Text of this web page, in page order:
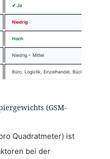
✔ Ja
Niedrig
Hoch
Niedrig – Mittel
Büro, Logistik, Einzelhandel, Bücher
(GSM-
Quadratmeter) ist
bei der